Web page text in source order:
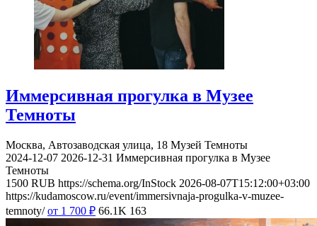
Иммерсивная прогулка в Музее
Темноты
Москва, Автозаводская улица, 18 Музей Темноты
2024-12-07 2026-12-31 Иммерсивная прогулка в Музее
Темноты
1500 RUB https://schema.org/InStock 2026-08-07T15:12:00+03:00
https://kudamoscow.ru/event/immersivnaja-progulka-v-muzee-
temnoty/ от 1 700 ₽ 66.1K 163